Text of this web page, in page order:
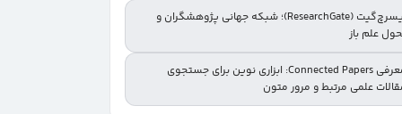
ریسرچ‌گیت (ResearchGate)؛ شبکه جهانی پژوهشگران و
علم باز
معرفی Connected Papers: ابزاری نوین برای جستجوی
علمی مرتبط و مرور متون